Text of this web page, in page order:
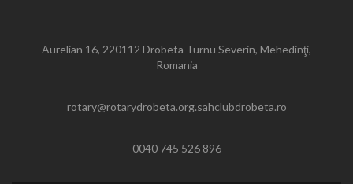
Aurelian 16, 220112 Drobeta Turnu Severin, Mehedinţi,
Romania
rotary@rotarydrobeta.org.sahclubdrobeta.ro
0040 745 526 896